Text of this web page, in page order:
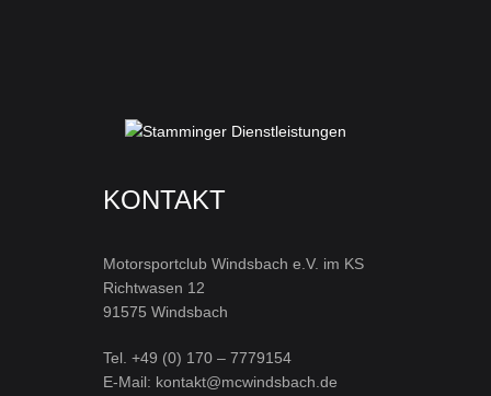
KONTAKT
Motorsportclub Windsbach e.V. im KS
Richtwasen 12
91575 Windsbach
Tel. +49 (0) 170 – 7779154
E-Mail: kontakt@mcwindsbach.de